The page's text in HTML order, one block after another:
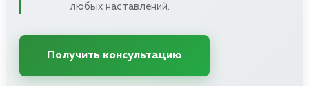
любых наставлений.
Получить консультацию